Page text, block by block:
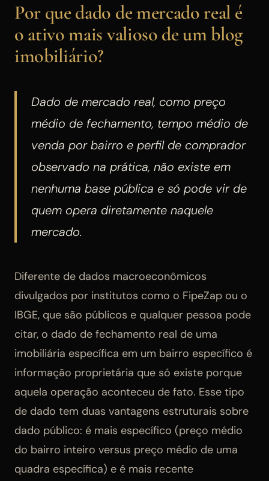
Por que dado de mercado real é
o ativo mais valioso de um blog
imobiliário?
Dado de mercado real, como preço
médio de fechamento, tempo médio de
venda por bairro e perfil de comprador
observado na prática, não existe em
nenhuma base pública e só pode vir de
quem opera diretamente naquele
mercado.
Diferente de dados macroeconômicos
divulgados por institutos como o FipeZap ou o
IBGE, que são públicos e qualquer pessoa pode
citar, o dado de fechamento real de uma
imobiliária específica em um bairro específico é
informação proprietária que só existe porque
aquela operação aconteceu de fato. Esse tipo
de dado tem duas vantagens estruturais sobre
dado público: é mais específico (preço médio
do bairro inteiro versus preço médio de uma
quadra específica) e é mais recente